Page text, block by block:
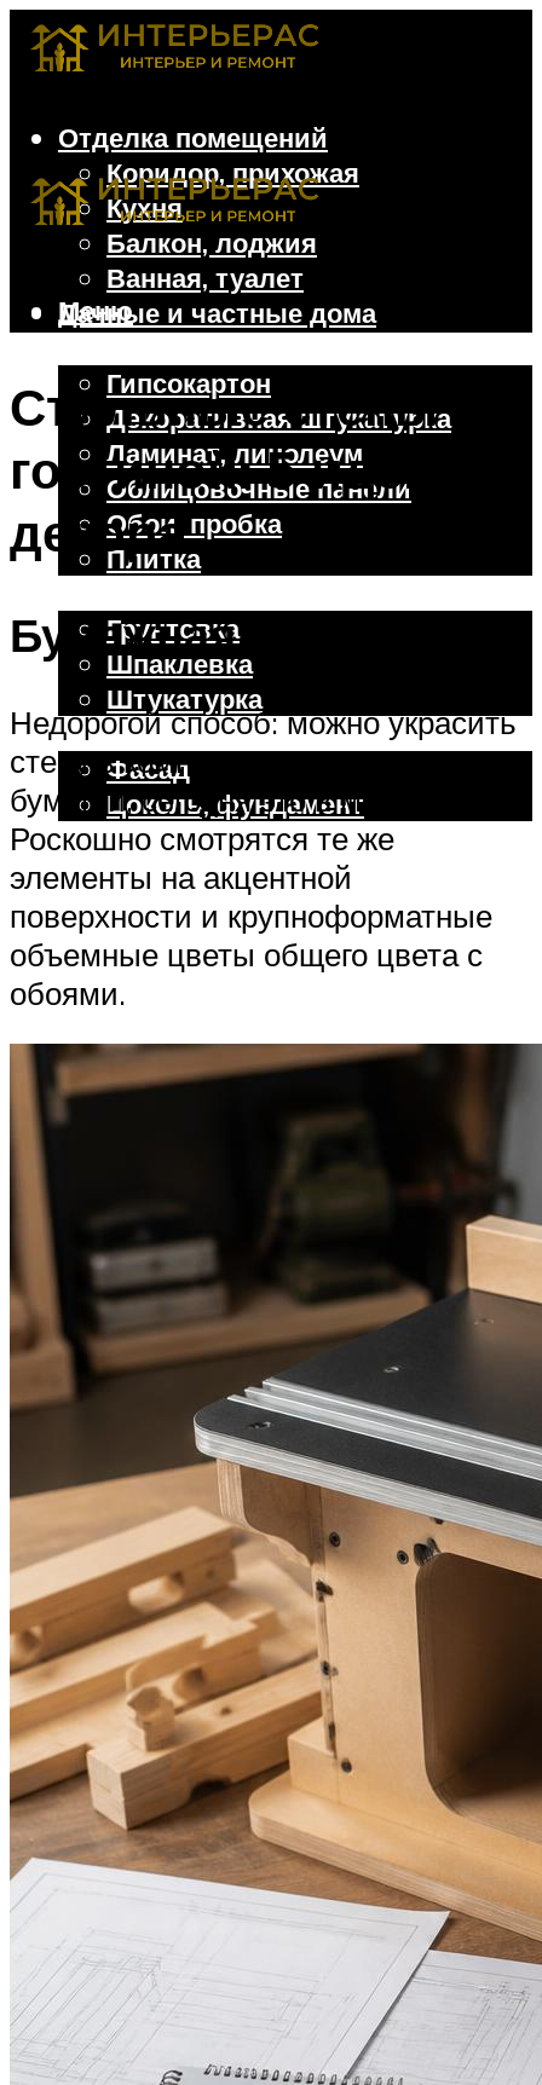
Отделка помещений
Коридор, прихожая
Кухня
Балкон, лоджия
Ванная, туалет
Дачные и частные дома
Гипсокартон
Декоративная штукатурка
Ламинат, линолеум
Облицовочные панели
Обои, пробка
Плитка
Грунтовка
Шпаклевка
Штукатурка
Внешняя отделка
Фасад
Цоколь, фундамент
Меню
Меню
Стильные стены в
гостиной: 5 идей
декора
Бумажная аппликация
Недорогой способ: можно украсить
стену в комнате своими руками
бумагой, сегодня это в моде.
Роскошно смотрятся те же
элементы на акцентной
поверхности и крупноформатные
объемные цветы общего цвета с
обоями.